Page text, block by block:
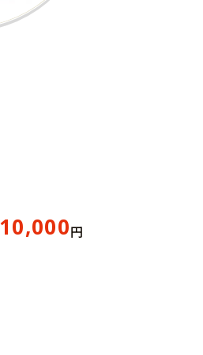
10,000円